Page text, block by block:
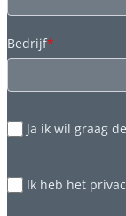
Bedrijf*
Ja ik wil graag
Ik heb het